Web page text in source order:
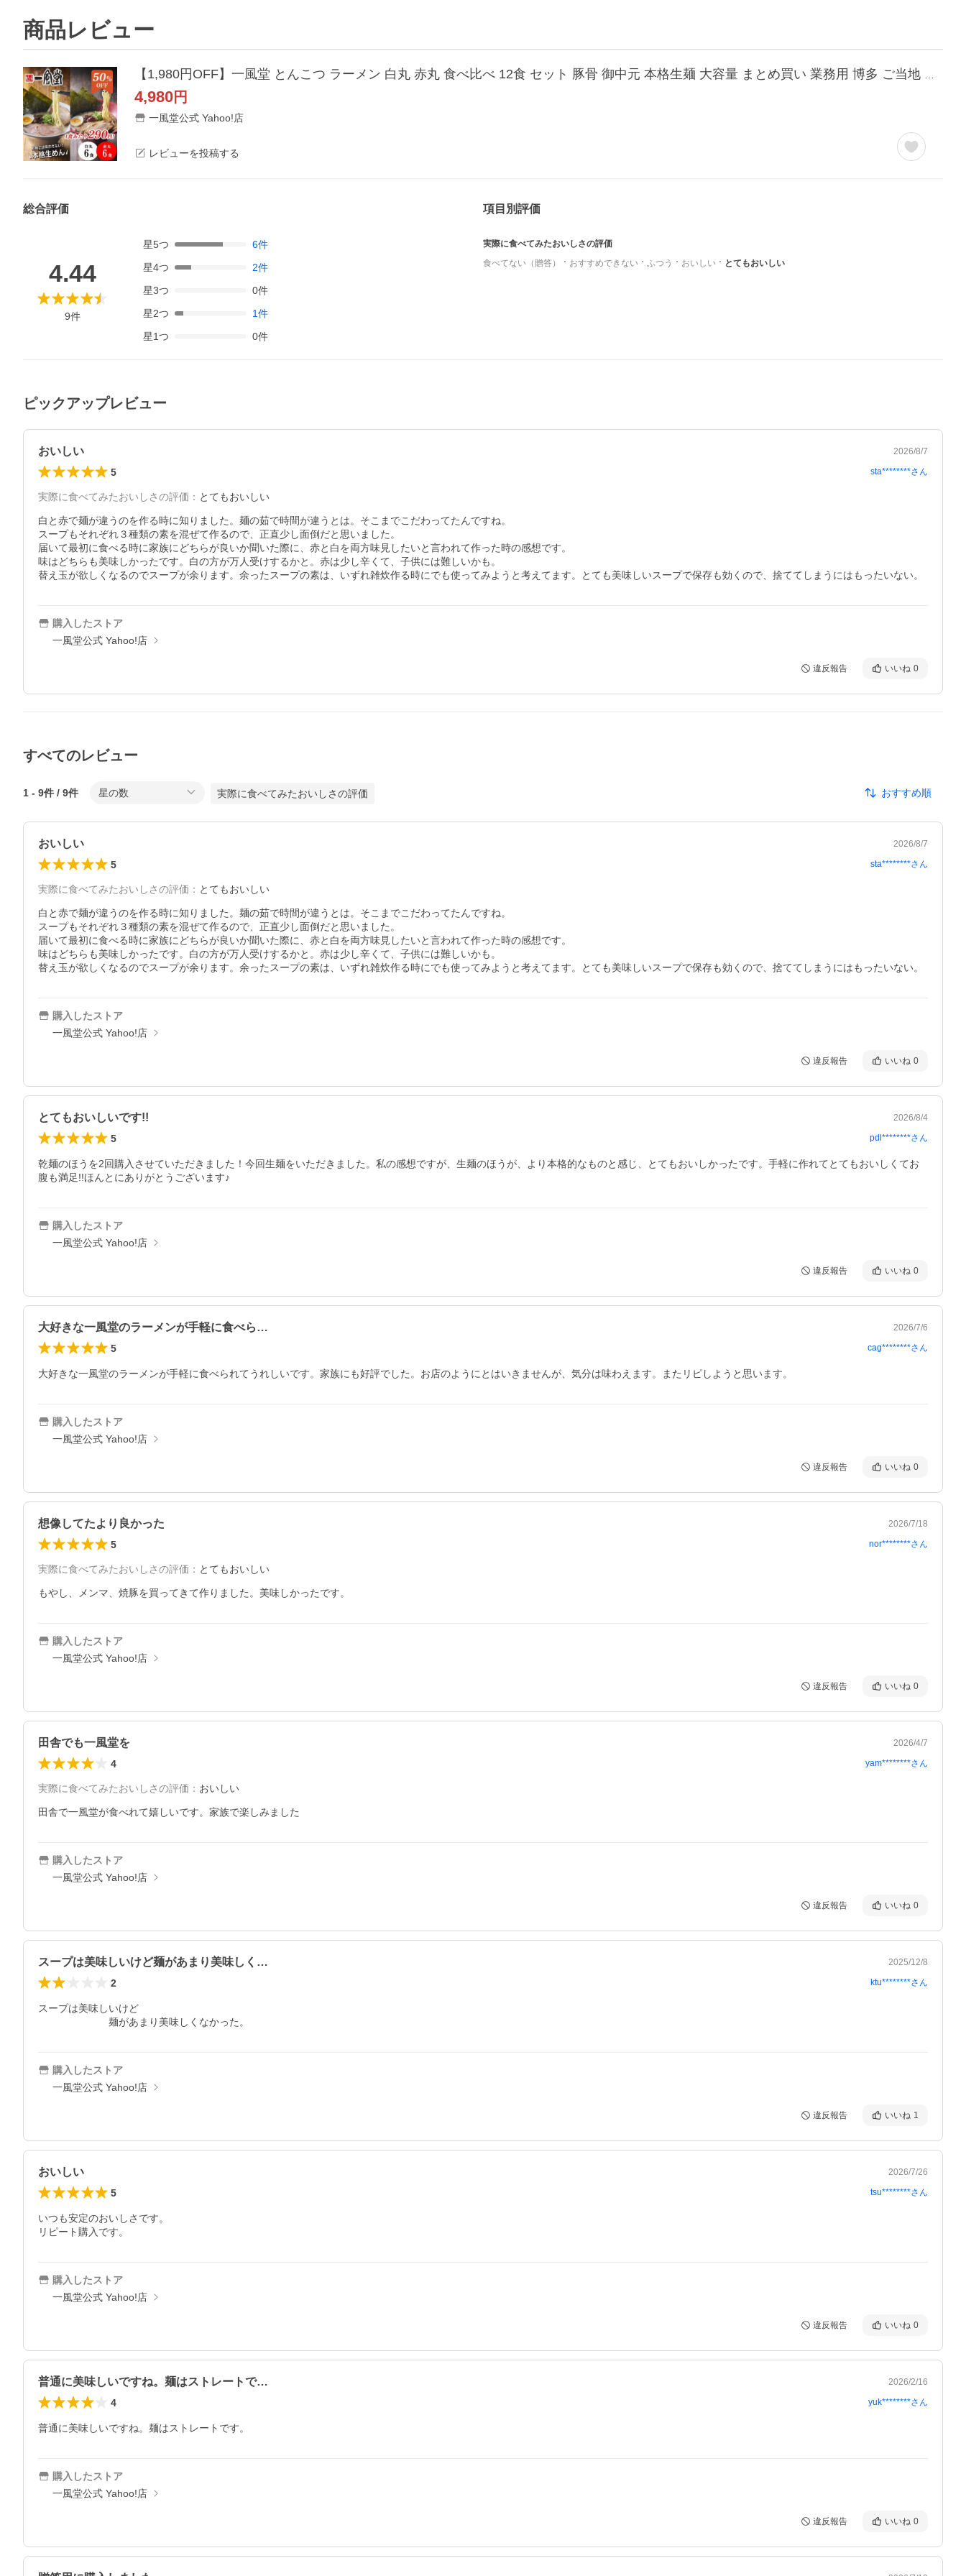
商品レビュー
4,980円
一風堂公式 Yahoo!店
レビューを投稿する
総合評価
4.44
9件
星5つ 6件
星4つ 2件
星3つ 0件
星2つ 1件
星1つ 0件
項目別評価
実際に食べてみたおいしさの評価
食べてない（贈答）
おすすめできない ふつう おいしい とてもおいしい
ピックアップレビュー
おいしい 2026/8/7
5 sta********さん
実際に食べてみたおいしさの評価 ： とてもおいしい
白と赤で麺が違うのを作る時に知りました。麺の茹で時間が違うとは。そこまでこだわってたんですね。
スープもそれぞれ３種類の素を混ぜて作るので、正直少し面倒だと思いました。
届いて最初に食べる時に家族にどちらが良いか聞いた際に、赤と白を両方味見したいと言われて作った時の感想です。
味はどちらも美味しかったです。白の方が万人受けするかと。赤は少し辛くて、子供には難しいかも。
替え玉が欲しくなるのでスープが余ります。余ったスープの素は、いずれ雑炊作る時にでも使ってみようと考えてます。とても美味しいスープで保存も効くので、捨ててしまうにはもったいない。
購入したストア
一風堂公式 Yahoo!店
違反報告 いいね 0
すべてのレビュー
1 - 9件 / 9件 星の数 実際に食べてみたおいしさの評価 おすすめ順
おいしい 2026/8/7
5 sta********さん
実際に食べてみたおいしさの評価 ： とてもおいしい
白と赤で麺が違うのを作る時に知りました。麺の茹で時間が違うとは。そこまでこだわってたんですね。
スープもそれぞれ３種類の素を混ぜて作るので、正直少し面倒だと思いました。
届いて最初に食べる時に家族にどちらが良いか聞いた際に、赤と白を両方味見したいと言われて作った時の感想です。
味はどちらも美味しかったです。白の方が万人受けするかと。赤は少し辛くて、子供には難しいかも。
替え玉が欲しくなるのでスープが余ります。余ったスープの素は、いずれ雑炊作る時にでも使ってみようと考えてます。とても美味しいスープで保存も効くので、捨ててしまうにはもったいない。
購入したストア
一風堂公式 Yahoo!店
違反報告 いいね 0
とてもおいしいです!! 2026/8/4
5 pdl********さん
乾麺のほうを2回購入させていただきました！今回生麺をいただきました。私の感想ですが、生麺のほうが、より本格的なものと感じ、とてもおいしかったです。手軽に作れてとてもおいしくてお
腹も満足!!ほんとにありがとうございます♪
購入したストア
一風堂公式 Yahoo!店
違反報告 いいね 0
大好きな一風堂のラーメンが手軽に食べら… 2026/7/6
5 cag********さん
大好きな一風堂のラーメンが手軽に食べられてうれしいです。家族にも好評でした。お店のようにとはいきませんが、気分は味わえます。またリピしようと思います。
購入したストア
一風堂公式 Yahoo!店
違反報告 いいね 0
想像してたより良かった 2026/7/18
5 nor********さん
実際に食べてみたおいしさの評価 ： とてもおいしい
購入したストア
一風堂公式 Yahoo!店
違反報告 いいね 0
田舎でも一風堂を 2026/4/7
4 yam********さん
実際に食べてみたおいしさの評価 ： おいしい
田舎で一風堂が食べれて嬉しいです。家族で楽しみました
購入したストア
一風堂公式 Yahoo!店
違反報告 いいね 0
スープは美味しいけど麺があまり美味しく… 2025/12/8
2 ktu********さん
スープは美味しいけど
麺があまり美味しくなかった。
購入したストア
一風堂公式 Yahoo!店
違反報告 いいね 1
おいしい 2026/7/26
5 tsu********さん
いつも安定のおいしさです。
リピート購入です。
購入したストア
一風堂公式 Yahoo!店
違反報告 いいね 0
普通に美味しいですね。麺はストレートで… 2026/2/16
4 yuk********さん
普通に美味しいですね。麺はストレートです。
購入したストア
一風堂公式 Yahoo!店
違反報告 いいね 0